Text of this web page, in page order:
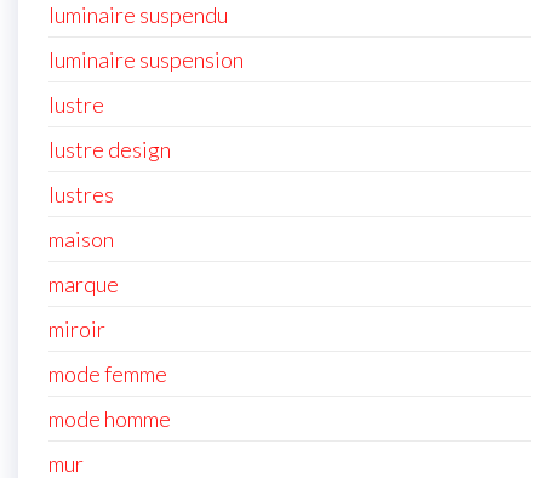
luminaire suspendu
luminaire suspension
lustre
lustre design
lustres
maison
marque
miroir
mode femme
mode homme
mur